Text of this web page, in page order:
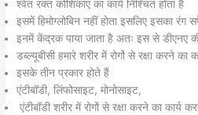
श्वेत रक्त कोशिकाएं का कार्य निश्चित होता है
इसमें हिमोग्लोबिन नहीं होता इसलिए इसका रंग
इनमें केंद्रक पाया जाता है अतः इस से डीएनए
डब्ल्यूबीसी हमारे शरीर में रोगों से रक्षा करने का
इसके तीन प्रकार होते हैं
एंटीबॉडी, लिंफोसाइट, मोनोसाइट,
एंटीबॉडी शरीर में रोगों से रक्षा करने का कार्य